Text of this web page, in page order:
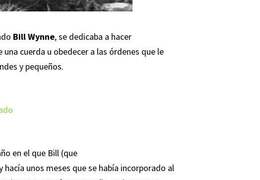
Bill Wynne, se dedicaba a hacer
cuerda u obedecer a las órdenes que le
y pequeños.
en el que Bill (que
unos meses que se había incorporado al